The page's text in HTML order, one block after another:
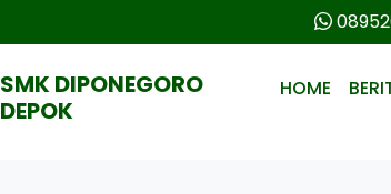
SMK DIPONEGORO
DEPOK
HOME